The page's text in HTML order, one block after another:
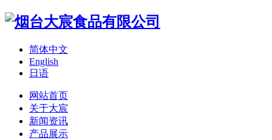
简体中文
English
日语
网站首页
关于大宸
新闻资讯
产品展示